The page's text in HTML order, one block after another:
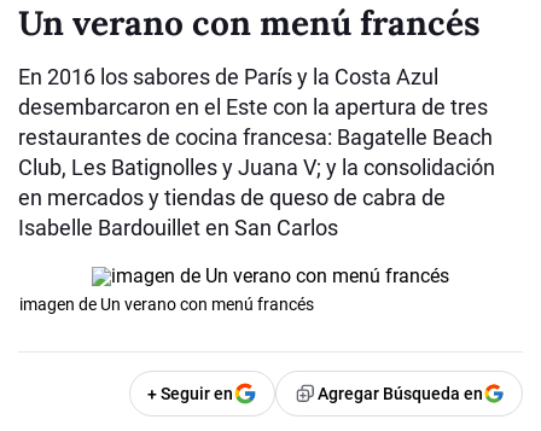
Un verano con menú francés
En 2016 los sabores de París y la Costa Azul
desembarcaron en el Este con la apertura de tres
restaurantes de cocina francesa: Bagatelle Beach
Club, Les Batignolles y Juana V; y la consolidación
en mercados y tiendas de queso de cabra de
Isabelle Bardouillet en San Carlos
imagen de Un verano con menú francés
+ Seguir en Agregar Búsqueda en